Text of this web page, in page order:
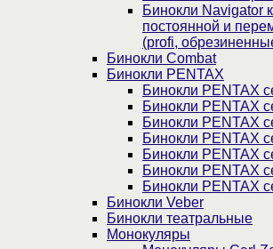
Бинокли Navigator
постоянной и
(profi,
Бинокли Combat
Бинокли PENTAX
Бинокли PENTAX
Бинокли PENTAX
Бинокли PENTAX
Бинокли PENTAX
Бинокли PENTAX
Бинокли PENTAX
Бинокли PENTAX
Бинокли Veber
Бинокли театральные
Монокуляры